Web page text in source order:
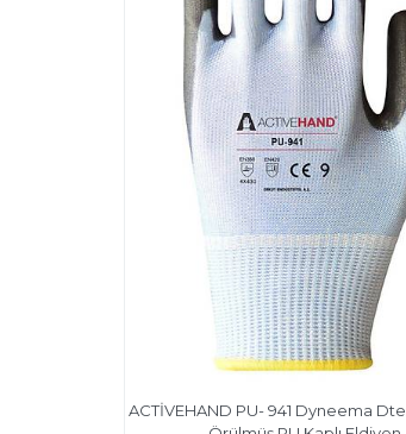
ACTİVEHAND PU- 941 Dyneema